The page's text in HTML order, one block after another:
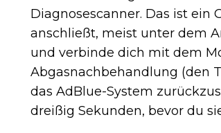
Diagnosescanner. Das ist ein
anschließt, meist unter dem
und verbinde dich mit dem
Abgasnachbehandlung (den
das AdBlue-System
dreißig Sekunden, bevor du